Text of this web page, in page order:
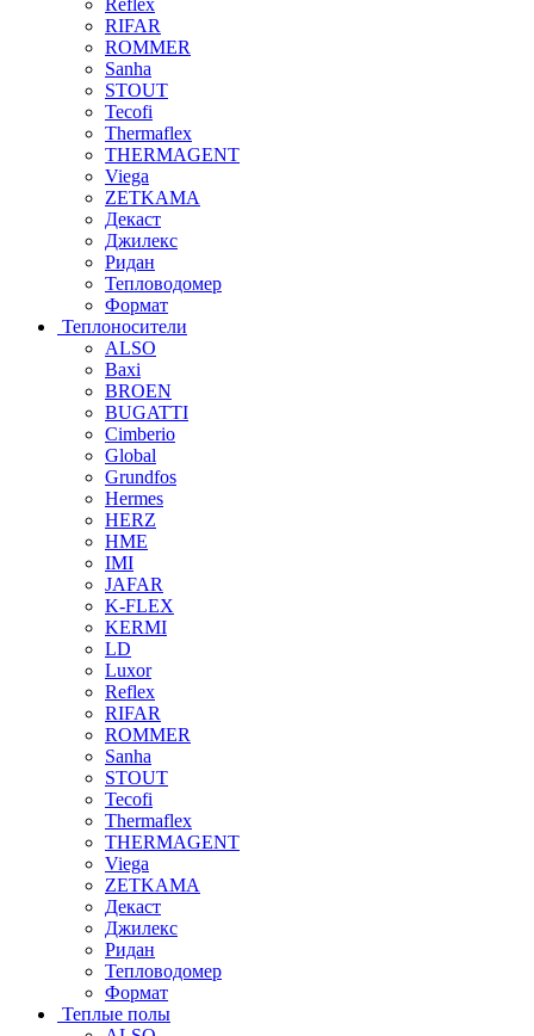
RIFAR
ROMMER
Sanha
STOUT
Tecofi
Thermaflex
THERMAGENT
Viega
ZETKAMA
Декаст
Джилекс
Ридан
Тепловодомер
Формат
Теплоносители
ALSO
Baxi
BROEN
BUGATTI
Cimberio
Global
Grundfos
Hermes
HERZ
HME
IMI
JAFAR
K-FLEX
KERMI
LD
Luxor
Reflex
RIFAR
ROMMER
Sanha
STOUT
Tecofi
Thermaflex
THERMAGENT
Viega
ZETKAMA
Декаст
Джилекс
Ридан
Тепловодомер
Формат
Теплые полы